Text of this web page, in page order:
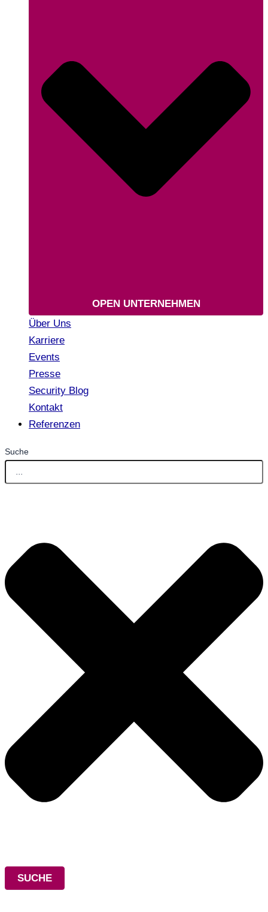
OPEN UNTERNEHMEN
Über Uns
Karriere
Events
Presse
Security Blog
Kontakt
Referenzen
Suche
SUCHE